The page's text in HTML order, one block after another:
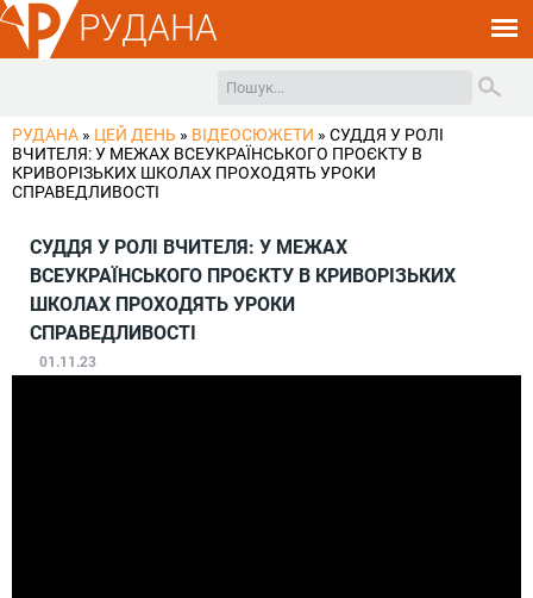
РУДАНА
РУДАНА » ЦЕЙ ДЕНЬ » ВІДЕОСЮЖЕТИ » СУДДЯ У РОЛІ
ВЧИТЕЛЯ: У МЕЖАХ ВСЕУКРАЇНСЬКОГО ПРОЄКТУ В
КРИВОРІЗЬКИХ ШКОЛАХ ПРОХОДЯТЬ УРОКИ
СПРАВЕДЛИВОСТІ
СУДДЯ У РОЛІ ВЧИТЕЛЯ: У МЕЖАХ
ВСЕУКРАЇНСЬКОГО ПРОЄКТУ В КРИВОРІЗЬКИХ
ШКОЛАХ ПРОХОДЯТЬ УРОКИ
СПРАВЕДЛИВОСТІ
01.11.23